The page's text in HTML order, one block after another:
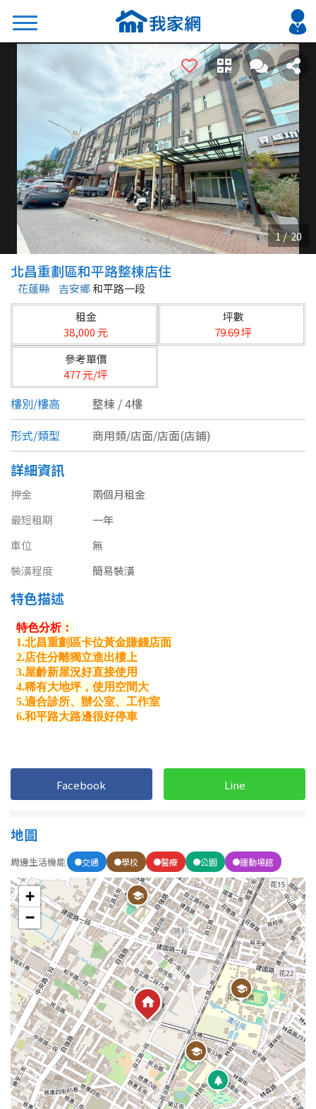
搜尋
熱門關鍵字
2026 台北降價好屋限量釋出
2026 新北降價好屋限量釋出
2026 台中降價好屋限量釋出
2026 台南降價好屋限量釋出
2026 高雄降價好屋限量釋出
縣市
不限
台北市
基隆市
新北市
宜蘭縣
桃園市
苗栗縣
台中市
南投縣
雲林縣
嘉義市
高雄市
屏東縣
台東縣
花蓮縣
金門連江
區域
類型(可複選)
不拘
透天厝
廠辦 倉庫
坪數
不拘
20~30 坪
40~50 坪
樓層
不拘
地下室
1樓 2樓
3樓 4樓
5~10樓 11~20樓
21樓以上
~ 樓
北昌重劃區和平路整棟店住
花蓮縣 吉安鄉和平路一段
租金
38,000 元
坪數
79.69 坪
參考單價
477 元/坪
樓別/樓高
整棟 / 4樓
形式/類型
商用類/店面/店面(店鋪)
詳細資訊
押金
兩個月租金
最短租期
一年
車位
無
裝潢程度
簡易裝潢
特色描述
Facebook Line
地圖
周邊生活機能 交通 學校 醫療 公園 運動場館
+
−